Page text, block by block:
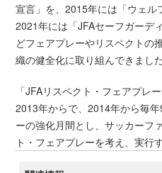
宣言」を、2015年には「ウェル
2021年には「JFAセーフガーデ
どフェアプレーやリスペクトの
織の健全化に取り組んできました
「JFAリスペクト・フェアプレ
2013年からで、2014年から毎
ーの強化月間とし、サッカーフ
ト・フェアプレーを考え、実行